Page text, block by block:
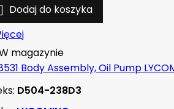
Dodaj do koszyka
magazynie
D504-238D3